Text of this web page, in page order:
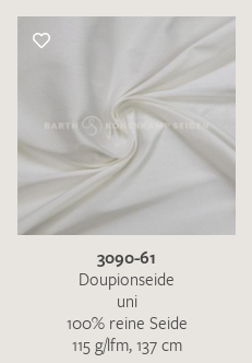
3090-61
Doupionseide
uni
100% reine Seide
115 g/lfm, 137 cm